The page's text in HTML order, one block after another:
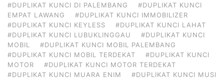
#DUPLIKAT KUNCI DI PALEMBANG
#DUPLIKAT KUNCI
EMPAT LAWANG
#DUPLIKAT KUNCI IMMOBILIZER
#DUPLIKAT KUNCI KEYLESS
#DUPLIKAT KUNCI LAHAT
#DUPLIKAT KUNCI LUBUKLINGGAU
#DUPLIKAT KUNCI
MOBIL
#DUPLIKAT KUNCI MOBIL PALEMBANG
#DUPLIKAT KUNCI MOBIL TERDEKAT
#DUPLIKAT KUNCI
MOTOR
#DUPLIKAT KUNCI MOTOR TERDEKAT
#DUPLIKAT KUNCI MUARA ENIM
#DUPLIKAT KUNCI MUSI